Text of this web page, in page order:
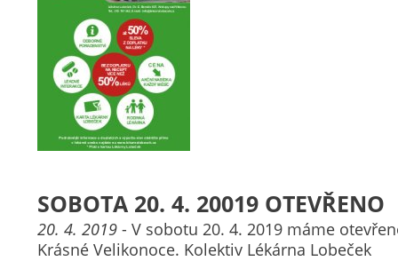
SOBOTA 20. 4. 20019 OTEVŘENO
20. 4. 2019 - V sobotu 20. 4. 2019 máme
Krásné Velikonoce. Kolektiv Lékárna Lobeček